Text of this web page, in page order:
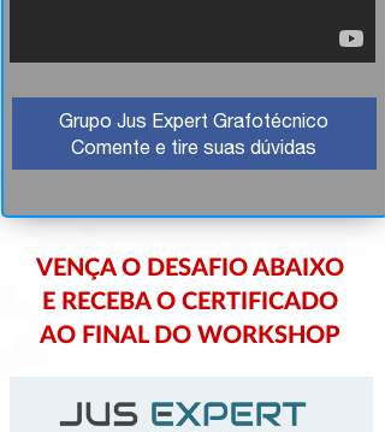
Grupo Jus Expert Grafotécnico
Comente e tire suas dúvidas
VENÇA O DESAFIO ABAIXO
E RECEBA O CERTIFICADO
AO FINAL DO WORKSHOP